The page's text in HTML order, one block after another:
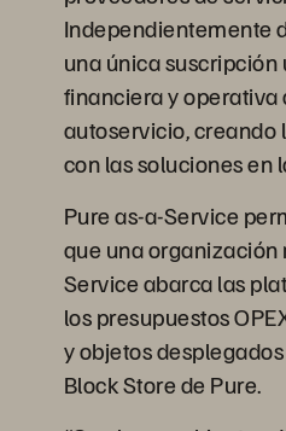
Independientemente
una única
financiera y operativa
autoservicio, creando
con las soluciones en
Pure as-a-Service
que una organización
Service abarca las
los presupuestos
y objetos
Block Store de Pure.